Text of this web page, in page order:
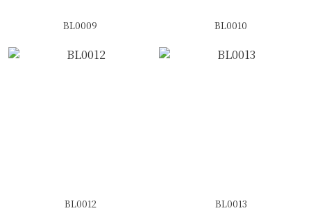
BL0009 BL0010
BL0012 BL0013